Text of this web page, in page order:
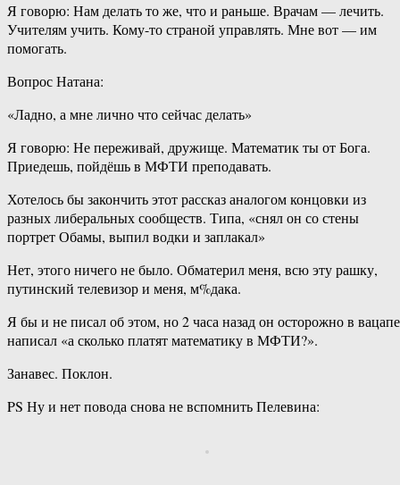
Я говорю: Нам делать то же, что и раньше. Врачам — лечить.
Учителям учить. Кому-то страной управлять. Мне вот — им
помогать.
Вопрос Натана:
«Ладно, а мне лично что сейчас делать»
Я говорю: Не переживай, дружище. Математик ты от Бога.
Приедешь, пойдёшь в МФТИ преподавать.
Хотелось бы закончить этот рассказ аналогом концовки из
разных либеральных сообществ. Типа, «снял он со стены
портрет Обамы, выпил водки и заплакал»
Нет, этого ничего не было. Обматерил меня, всю эту рашку,
путинский телевизор и меня, м%дака.
Я бы и не писал об этом, но 2 часа назад он осторожно в вацапе
написал «а сколько платят математику в МФТИ?».
Занавес. Поклон.
PS Ну и нет повода снова не вспомнить Пелевина: